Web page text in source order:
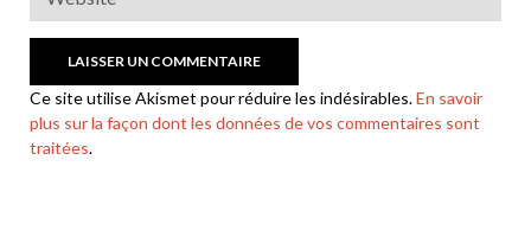
Ce site utilise Akismet pour réduire les indésirables.En savoir
plus sur la façon dont les données de vos commentaires sont
traitées.